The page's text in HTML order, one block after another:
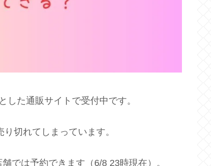
した通販サイトで受付中です。
切れてしまっています。
では予約できます（6/8 23時現在）。